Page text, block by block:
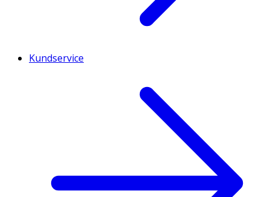
Kundservice